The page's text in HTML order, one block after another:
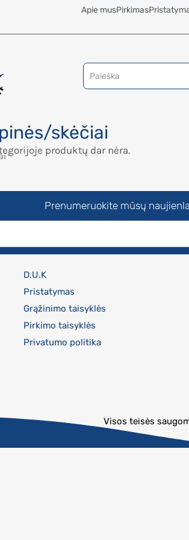
Apie musPirkimas
skėčiai
produktų dar nėra.
Prenumeruokite mūsų
D.U.K
Pristatymas
Grąžinimo taisyklės
Pirkimo taisyklės
Privatumo politika
Visos teisės